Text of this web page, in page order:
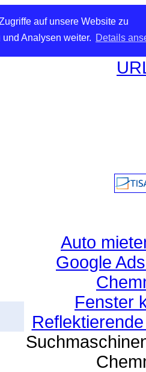
auf unsere Website zu
Analysen weiter. Details
Auto
Google
Fenster